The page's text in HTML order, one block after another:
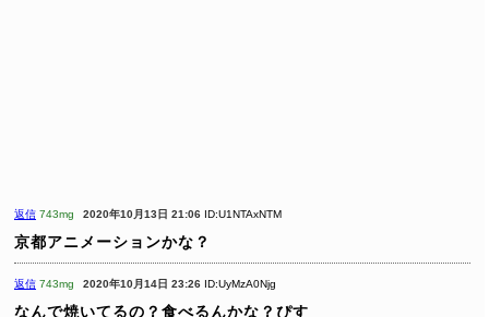
返信 743mg 2020年10月13日 21:06 ID:U1NTAxNTM
京都アニメーションかな？
返信 743mg 2020年10月14日 23:26 ID:UyMzA0Njg
なんで焼いてるの？食べるんかな？ぴす